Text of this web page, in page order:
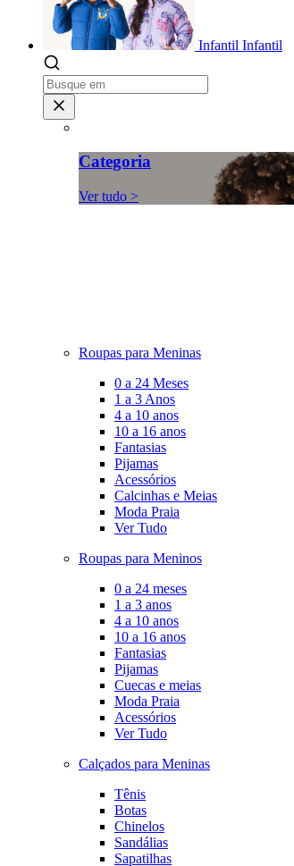
Infantil Infantil
Categoria
Ver tudo >
Roupas para Meninas
0 a 24 Meses
1 a 3 Anos
4 a 10 anos
10 a 16 anos
Fantasias
Pijamas
Acessórios
Calcinhas e Meias
Moda Praia
Ver Tudo
Roupas para Meninos
0 a 24 meses
1 a 3 anos
4 a 10 anos
10 a 16 anos
Fantasias
Pijamas
Cuecas e meias
Moda Praia
Acessórios
Ver Tudo
Calçados para Meninas
Tênis
Botas
Chinelos
Sandálias
Sapatilhas